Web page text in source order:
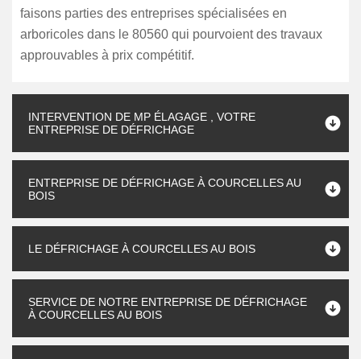
faisons parties des entreprises spécialisées en
arboricoles dans le 80560 qui pourvoient des travaux
approuvables à prix compétitif.
INTERVENTION DE MP ÉLAGAGE , VOTRE
ENTREPRISE DE DÉFRICHAGE
ENTREPRISE DE DÉFRICHAGE À COURCELLES AU
BOIS
LE DÉFRICHAGE À COURCELLES AU BOIS
SERVICE DE NOTRE ENTREPRISE DE DÉFRICHAGE
À COURCELLES AU BOIS